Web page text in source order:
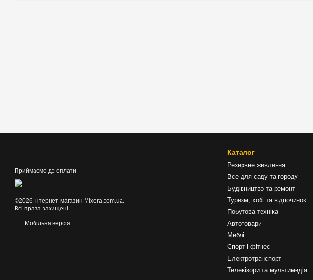
Приймаємо до оплати
©2026 Інтернет-магазин Mixera.com.ua.
Всі права захищені
Мобільна версія
Каталог
Резервне живлення
Все для саду та городу
Будівництво та ремонт
Туризм, хобі та відпочинок
Побутова техніка
Автотовари
Меблі
Спорт і фітнес
Електротранспорт
Телевізори та мультимедіа